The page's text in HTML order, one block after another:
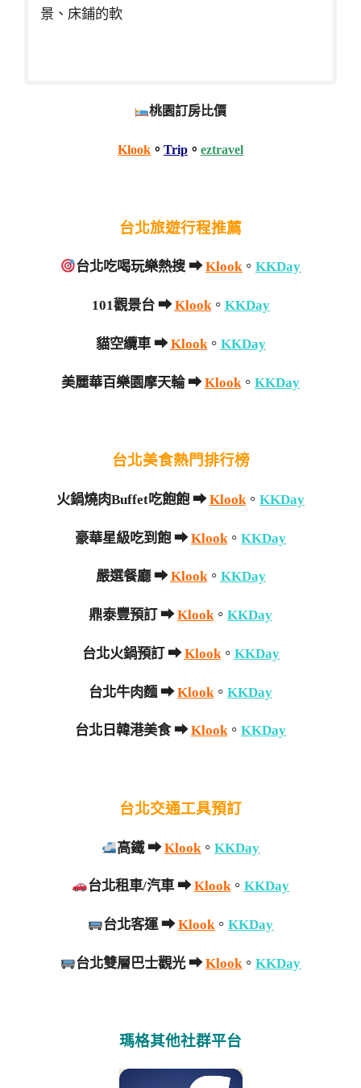
景、床鋪的軟
桃園訂房比價
Klook 。 Trip 。 eztravel
台北旅遊行程推薦
台北吃喝玩樂熱搜➡Klook。KKDay
101觀景台➡Klook。 KKDay
貓空纜車➡Klook。 KKDay
美麗華百樂園摩天輪➡Klook 。 KKDay
台北美食熱門排行榜
火鍋燒肉Buffet吃飽飽➡Klook。 KKDay
豪華星級吃到飽➡Klook 。 KKDay
嚴選餐廳➡Klook。 KKDay
鼎泰豐預訂➡Klook。 KKDay
台北火鍋預訂➡Klook。 KKDay
台北牛肉麵 ➡Klook 。 KKDay
台北日韓港美食➡Klook。 KKDay
台北交通工具預訂
高鐵➡Klook 。KKDay
台北租車/汽車➡Klook。 KKDay
台北客運➡Klook。KKDay
台北雙層巴士觀光➡Klook。KKDay
瑪格其他社群平台